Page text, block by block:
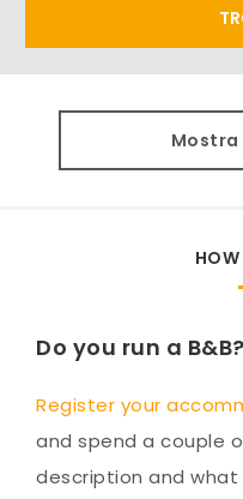
Do you run a B&B?
Register your
and spend a couple
description and